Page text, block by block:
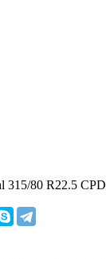
315/80 R22.5